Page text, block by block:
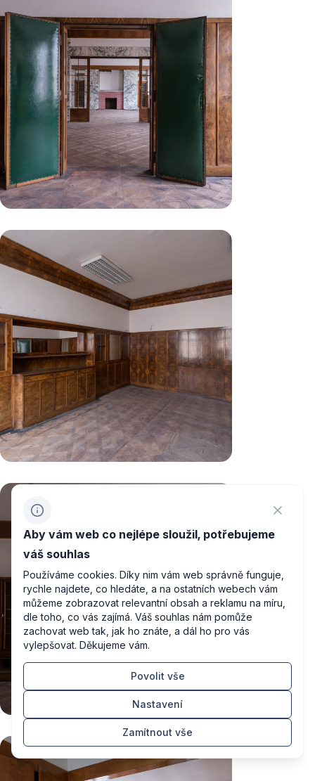
Aby vám web co nejlépe sloužil, potřebujeme
váš souhlas
Používáme cookies. Díky nim vám web správně funguje,
rychle najdete, co hledáte, a na ostatních webech vám
můžeme zobrazovat relevantní obsah a reklamu na míru,
dle toho, co vás zajímá. Váš souhlas nám pomůže
zachovat web tak, jak ho znáte, a dál ho pro vás
vylepšovat. Děkujeme vám.
Povolit vše
Nastavení
Zamítnout vše